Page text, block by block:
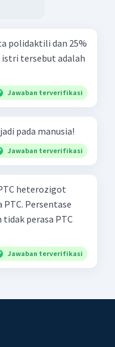
polidaktili dan 25%
tersebut adalah
Jawaban terverifikasi
pada manusia!
Jawaban terverifikasi
heterozigot
Persentase
perasa PTC
Jawaban terverifikasi